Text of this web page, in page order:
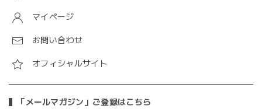
マイページ
お問い合わせ
オフィシャルサイト
「メールマガジン」ご登録はこちら